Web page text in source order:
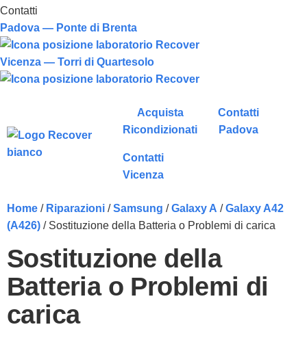
Contatti
Padova — Ponte di Brenta
Vicenza — Torri di Quartesolo
Acquista
Ricondizionati
Contatti
Padova
Contatti
Vicenza
Home / Riparazioni /Samsung /Galaxy A /Galaxy A42
(A426) / Sostituzione della Batteria o Problemi di carica
Sostituzione della
Batteria o Problemi di
carica